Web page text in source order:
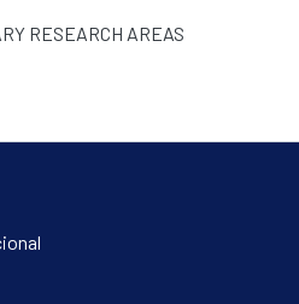
RESEARCH AREAS